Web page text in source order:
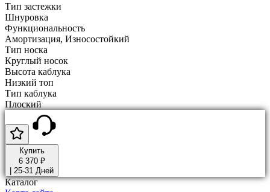
Тип застежки
Шнуровка
Функциональность
Амортизация, Износостойкий
Тип носка
Круглый носок
Высота каблука
Низкий топ
Тип каблука
Плоский
Купить
6 370 ₽
25-31 Дней
Каталог